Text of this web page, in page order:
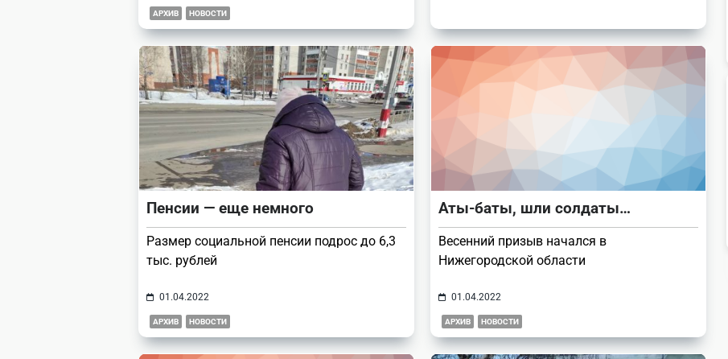
АРХИВ НОВОСТИ
Пенсии — еще немного
Размер социальной пенсии подрос до 6,3
тыс. рублей
01.04.2022
АРХИВ НОВОСТИ
Аты-баты, шли солдаты…
Весенний призыв начался в
Нижегородской области
01.04.2022
АРХИВ НОВОСТИ